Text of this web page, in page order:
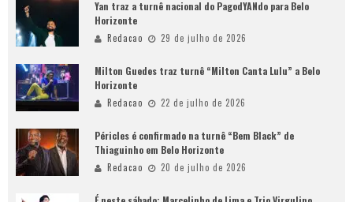
Yan traz a turnê nacional do PagodYANdo para Belo
Horizonte
Redacao 29 de julho de 2026
Milton Guedes traz turnê “Milton Canta Lulu” a Belo
Horizonte
Redacao 22 de julho de 2026
Péricles é confirmado na turnê “Bem Black” de
Thiaguinho em Belo Horizonte
Redacao 20 de julho de 2026